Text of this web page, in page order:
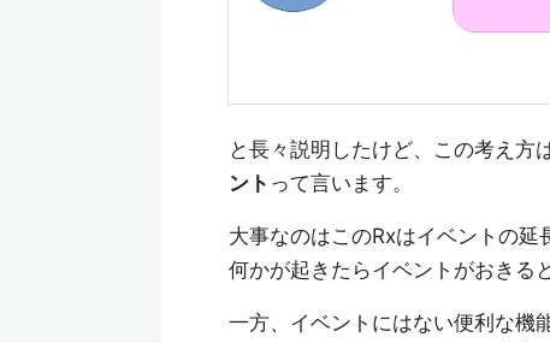
と長々説明したけど、この考え方
ント って言います。
大事なのはこのRxはイベントの延
何かが起きたらイベントがおきる
一方、イベントにはない便利な機